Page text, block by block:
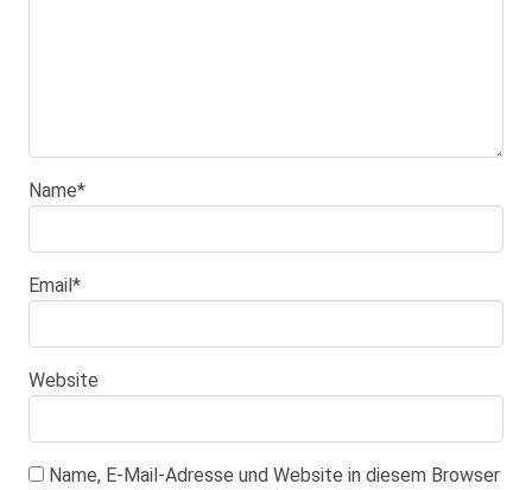
Name*
Email*
Website
Name, E-Mail-Adresse und Website in diesem Browser